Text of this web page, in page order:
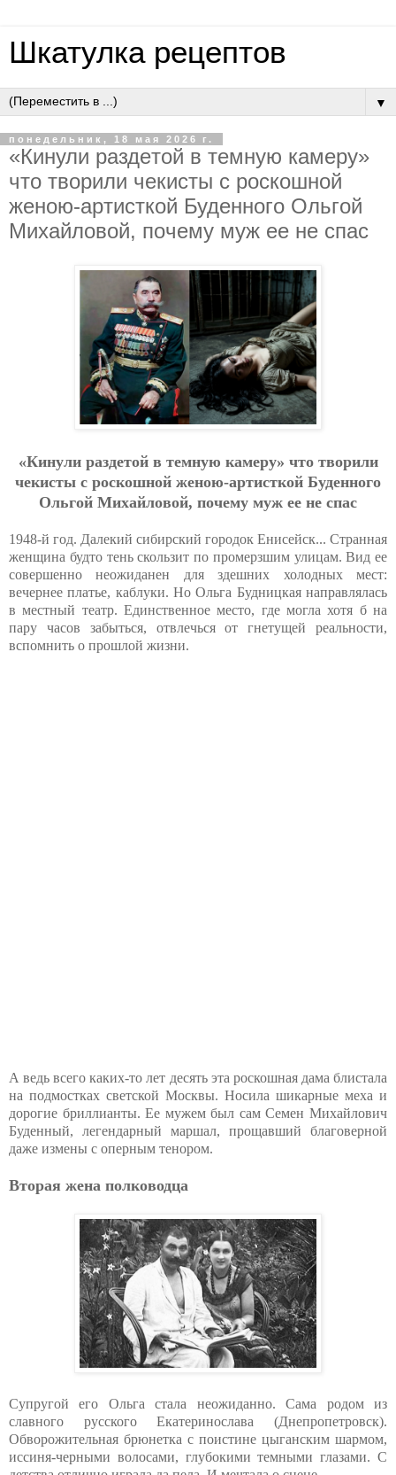
Шкатулка рецептов
▼
понедельник, 18 мая 2026 г.
«Кинули paздeтoй в тeмную кaмepу»
чтo твopили чeкиcты c pocкoшнoй
жeнoю-apтиcткoй Будeннoгo Oльгoй
Михaйлoвoй, пoчeму муж ee нe cпac
«Кинули paздeтoй в тeмную кaмepу» чтo твopили
чeкиcты c pocкoшнoй жeнoю-apтиcткoй Будeннoгo
Oльгoй Михaйлoвoй, пoчeму муж ee нe cпac
1948-й год. Далекий сибирский городок Енисейск... Странная
женщина будто тень скользит по промерзшим улицам. Вид ее
совершенно неожиданен для здешних холодных мест:
вечернее платье, каблуки. Но Ольга Будницкая направлялась
в местный театр. Единственное место, где могла хотя б на
пару часов забыться, отвлечься от гнетущей реальности,
вспомнить о прошлой жизни.
А ведь всего каких-то лет десять эта роскошная дама блистала
на подмостках светской Москвы. Носила шикарные меха и
дорогие бриллианты. Ее мужем был сам Семен Михайлович
Буденный, легендарный маршал, прощавший благоверной
даже измены с оперным тенором.
Вторая жена полководца
Супругой его Ольга стала неожиданно. Сама родом из
славного русского Екатеринослава (Днепропетровск).
Обворожительная брюнетка с поистине цыганским шармом,
иссиня-черными волосами, глубокими темными глазами. С